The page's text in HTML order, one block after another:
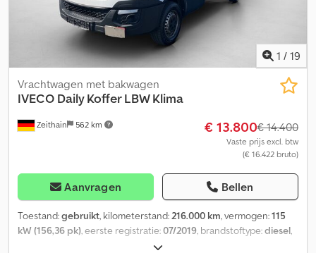
marktplaats voor gebruikte bussen.
1 / 19
Zeithain 562 km
Vrachtwagen met bakwagen
IVECO Daily Koffer LBW Klima
€ 13.800€ 14.400
Vaste prijs excl. btw
(€ 16.422 bruto)
Aanvragen Bellen
Toestand:gebruikt, kilometerstand:216.000 km, vermogen:115
kW (156,36 pk), eerste registratie:07/2019, brandstoftype:diesel,
, brandstof: